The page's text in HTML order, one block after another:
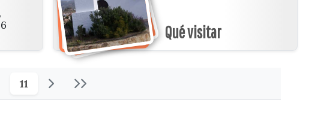
Qué visitar
11